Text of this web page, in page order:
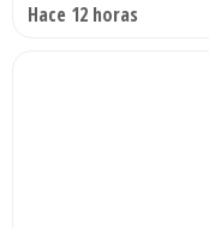
Hace 12 horas